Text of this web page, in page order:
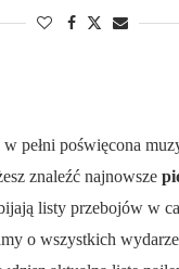
w pełni poświęcona
znaleźć najnowsze
listy przebojów w
o wszystkich